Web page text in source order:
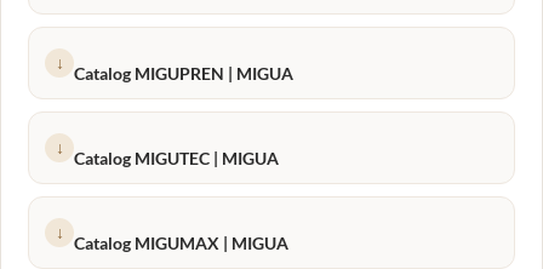
↓
Catalog MIGUPREN | MIGUA
↓
Catalog MIGUTEC | MIGUA
↓
Catalog MIGUMAX | MIGUA